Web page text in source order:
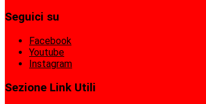
Seguici su
Facebook
Youtube
Instagram
Sezione Link Utili